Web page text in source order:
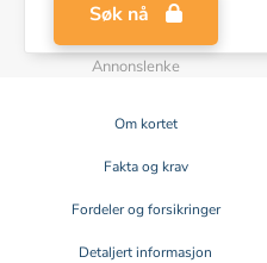
Søk nå
Annonslenke
Om kortet
Fakta og krav
Fordeler og forsikringer
Detaljert informasjon